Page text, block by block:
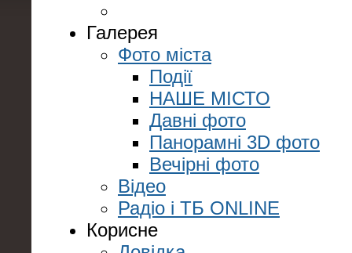
Галерея
Фото міста
Події
НАШЕ МІСТО
Давні фото
Панорамні 3D фото
Вечірні фото
Відео
Радіо і ТБ ONLINE
Корисне